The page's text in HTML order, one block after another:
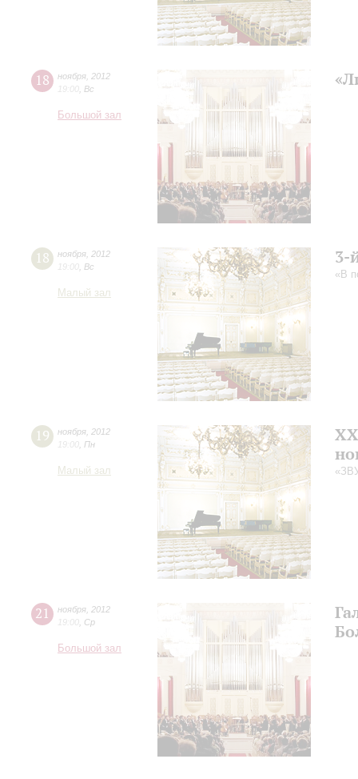
18 ноября 2012
19:00 Вс
Большой зал
18 ноября 2012
19:00 Вс
Малый зал
3-
«В
19 ноября 2012
19:00 Пн
Малый зал
21 ноября 2012
19:00 Ср
Большой зал